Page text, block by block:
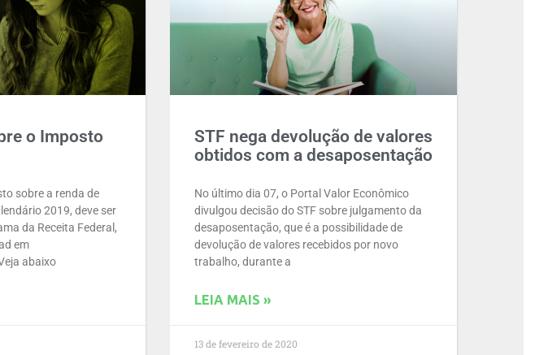
o Imposto
sobre a renda de
2019, deve ser
da Receita Federal,
em
abaixo
STF nega devolução de valores
obtidos com a desaposentação
No último dia 07, o Portal Valor Econômico
divulgou decisão do STF sobre julgamento da
desaposentação, que é a possibilidade de
devolução de valores recebidos por novo
trabalho, durante a
LEIA MAIS »
13 de fevereiro de 2020